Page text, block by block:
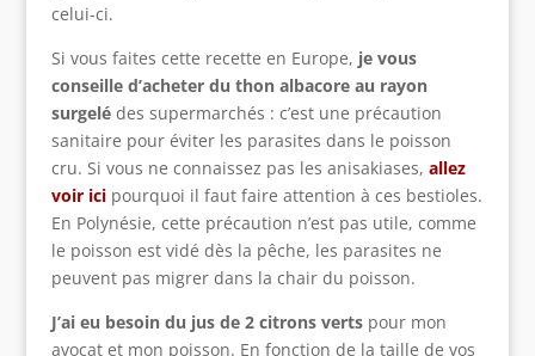
celui-ci.
Si vous faites cette recette en Europe, je vous
conseille d’acheter du thon albacore au rayon
surgelédes supermarchés : c’est une précaution
sanitaire pour éviter les parasites dans le poisson
cru. Si vous ne connaissez pas les anisakiases, allez
voir icipourquoi il faut faire attention à ces bestioles.
En Polynésie, cette précaution n’est pas utile, comme
le poisson est vidé dès la pêche, les parasites ne
peuvent pas migrer dans la chair du poisson.
J’ai eu besoin du jus de 2 citrons vertspour mon
avocat et mon poisson. En fonction de la taille de vos